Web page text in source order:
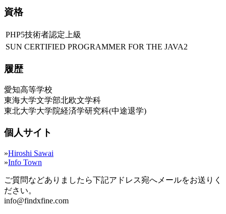
資格
PHP5技術者認定上級
SUN CERTIFIED PROGRAMMER FOR THE JAVA2
履歴
愛知高等学校
東海大学文学部北欧文学科
東北大学大学院経済学研究科(中途退学)
個人サイト
»Hiroshi Sawai
»Info Town
ご質問などありましたら下記アドレス宛へメールをお送りく
ださい。
info@findxfine.com